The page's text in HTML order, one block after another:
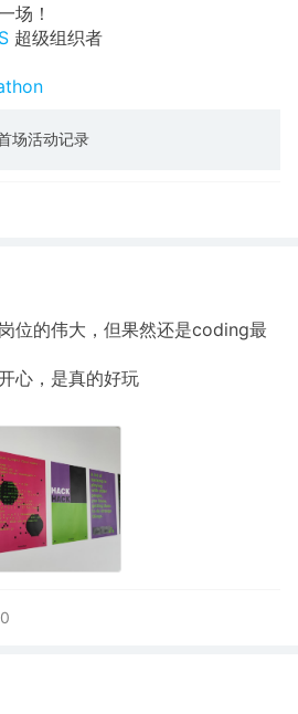
场！
超级组织者
场活动记录
位的伟大，但果然还是coding最
心，是真的好玩
0